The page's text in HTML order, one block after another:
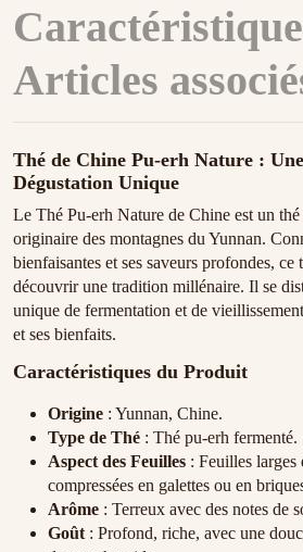
Articles
Thé de Chine Pu-erh Nature :
Dégustation Unique
Le Thé Pu-erh Nature de Chine est un
originaire des montagnes du Yunnan.
bienfaisantes et ses saveurs profondes,
découvrir une tradition millénaire. Il se
unique de fermentation et de
et ses bienfaits.
Caractéristiques du Produit
Origine : Yunnan, Chine.
Type de Thé : Thé pu-erh fermenté.
Aspect des Feuilles : Feuilles larges
compressées en galettes ou en
Arôme : Terreux avec des notes de
Goût: Profond, riche, avec une